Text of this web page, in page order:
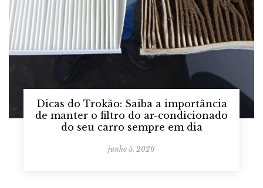
Dicas do Trokão: Saiba a importância
de manter o filtro do ar-condicionado
do seu carro sempre em dia
junho 5, 2026